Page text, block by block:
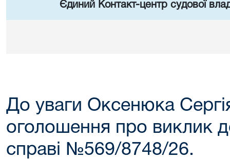
Єдиний Контакт-центр судової
До уваги Оксенюка
оголошення про виклик
справі №569/8748/26.